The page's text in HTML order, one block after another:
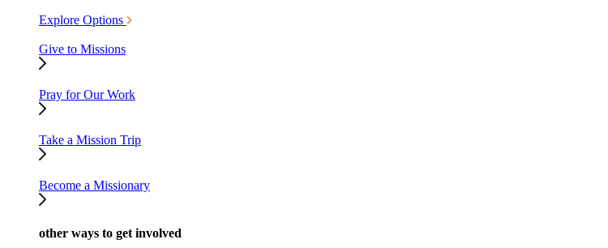
Explore Options
Give to Missions
Pray for Our Work
Take a Mission Trip
Become a Missionary
other ways to get involved